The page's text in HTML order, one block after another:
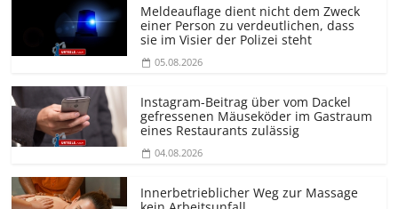
Meldeauflage dient nicht dem Zweck
einer Person zu verdeutlichen, dass
sie im Visier der Polizei steht
05.08.2026
Instagram-Beitrag über vom Dackel
gefressenen Mäuseköder im Gastraum
eines Restaurants zulässig
04.08.2026
Innerbetrieblicher Weg zur Massage